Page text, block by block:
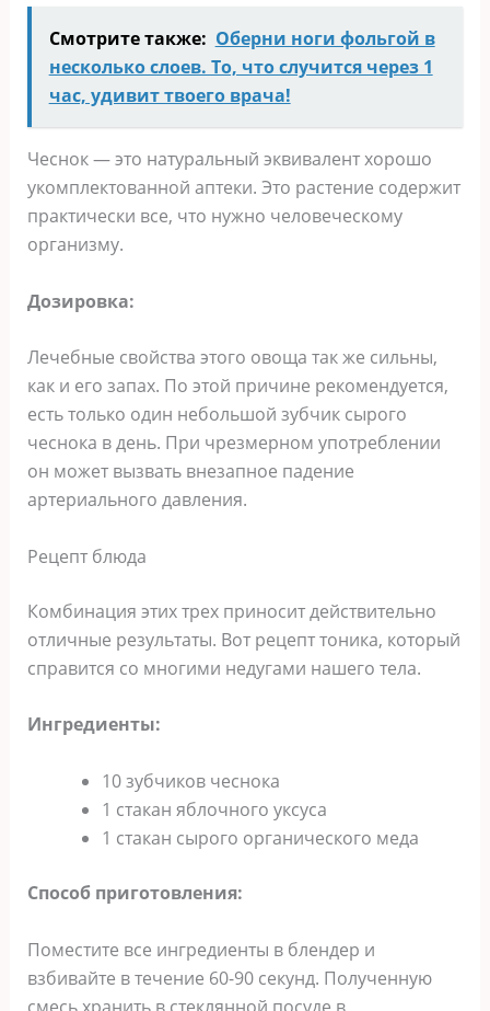
Смотрите также: Оберни ноги фольгой в
несколько слоев. То, что случится через 1
час, удивит твоего врача!
Чеснок — это натуральный эквивалент хорошо
укомплектованной аптеки. Это растение содержит
практически все, что нужно человеческому
организму.
Дозировка:
Лечебные свойства этого овоща так же сильны,
как и его запах. По этой причине рекомендуется,
есть только один небольшой зубчик сырого
чеснока в день. При чрезмерном употреблении
он может вызвать внезапное падение
артериального давления.
Рецепт блюда
Комбинация этих трех приносит действительно
отличные результаты. Вот рецепт тоника, который
справится со многими недугами нашего тела.
Ингредиенты:
10 зубчиков чеснока
1 стакан яблочного уксуса
1 стакан сырого органического меда
Способ приготовления:
Поместите все ингредиенты в блендер и
взбивайте в течение 60-90 секунд. Полученную